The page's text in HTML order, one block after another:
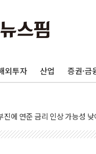
외투자 산업 증권·금
과 발표...'김민석 재역전 vs 정
상 우려 후퇴…S&P500 최고
추진…"26일까지 의혹 소명"
용 감소에 9월 동결 전망 우세
동방위협정' 체결… 이스라엘